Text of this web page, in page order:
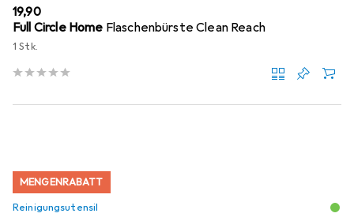
EUR
19,90
Full Circle Home Flaschenbürste Clean Reach
1 Stk.
MENGENRABATT
Reinigungsutensil